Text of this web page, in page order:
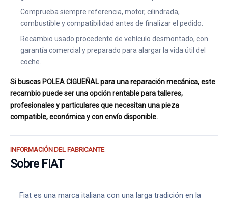
Comprueba siempre referencia, motor, cilindrada,
combustible y compatibilidad antes de finalizar el pedido.
Recambio usado procedente de vehículo desmontado, con
garantía comercial y preparado para alargar la vida útil del
coche.
Si buscas POLEA CIGUEÑAL para una reparación mecánica, este
recambio puede ser una opción rentable para talleres,
profesionales y particulares que necesitan una pieza
compatible, económica y con envío disponible.
INFORMACIÓN DEL FABRICANTE
Sobre FIAT
Fiat es una marca italiana con una larga tradición en la